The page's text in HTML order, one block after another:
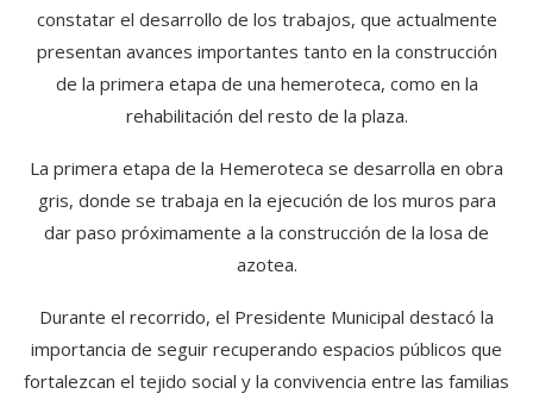
constatar el desarrollo de los trabajos, que actualmente
presentan avances importantes tanto en la construcción
de la primera etapa de una hemeroteca, como en la
rehabilitación del resto de la plaza.
La primera etapa de la Hemeroteca se desarrolla en obra
gris, donde se trabaja en la ejecución de los muros para
dar paso próximamente a la construcción de la losa de
azotea.
Durante el recorrido, el Presidente Municipal destacó la
importancia de seguir recuperando espacios públicos que
fortalezcan el tejido social y la convivencia entre las familias